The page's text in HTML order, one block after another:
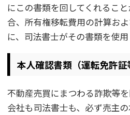
にこの書類を回してくれるこ
合、所有権移転費用の計算お
に、司法書士がその書類を使用
本人確認書類（運転免許証
不動産売買にまつわる詐欺等
会社も司法書士も、必ず売主